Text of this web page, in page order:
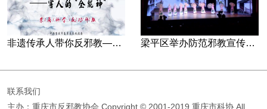
非遗传承人带你反邪教—害人的“全能神” 梁平区举办防范邪教宣传专场文艺演出
联系我们
主办：重庆市反邪教协会 Copyright © 2001-2019 重庆市科协 All